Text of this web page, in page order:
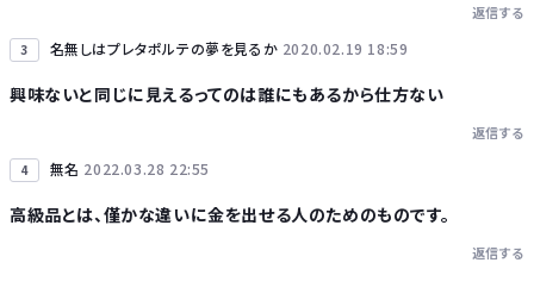
返信する
3 名無しはプレタポルテの夢を見るか 2020.02.19 18:59
興味ないと同じに見えるってのは誰にもあるから仕方ない
返信する
4 無名 2022.03.28 22:55
高級品とは、僅かな違いに金を出せる人のためのものです。
返信する